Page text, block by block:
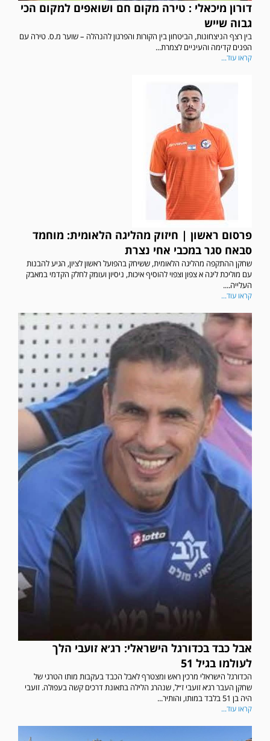
דורון מיכאלי : טירה מקום חם ושואפים למקום הכי
גבוה שייש
בין רצף הניצחונות, הביטחון בין הקורות והפרגון להנהלה – שוער מ.ס. טירה עם
הפנים קדימה והעיניים לצמרת...
קראו עוד...
פרסום ראשון | חיזוק מהליגה הלאומית: מוחמד
סבאח סגר במכבי אחי נצרת
שחקן ההתקפה מהליגה הלאומית, ששיחק בהפועל ראשון לציון, הגיע להבנות
עם מוליכת ליגה א צפון וצפוי להוסיף איכות, ניסיון ועומק לחלק הקדמי במאבק
העלייה....
קראו עוד...
אבל כבד בכדורגל הישראלי: רג׳א זועבי הלך
לעולמו בגיל 51
הכדורגל הישראלי מרכין ראש ומצטרף לאבל הכבד בעקבות מותו הטרגי של
שחקן העבר רג׳א זועבי ז״ל, שנהרג הלילה בתאונת דרכים קשה בעפולה. זועבי
היה בן 51 בלבד במותו, והותיר...
קראו עוד...